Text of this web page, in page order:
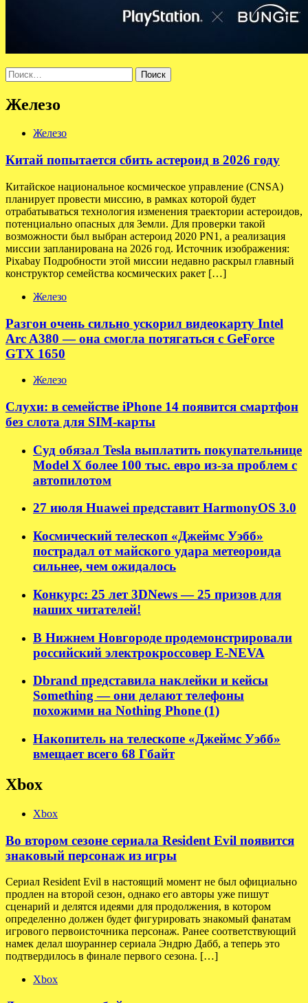
Найти:
Железо
Железо
Китай попытается сбить астероид в 2026 году
Китайское национальное космическое управление (CNSA)
планирует провести миссию, в рамках которой будет
отрабатываться технология изменения траектории астероидов,
потенциально опасных для Земли. Для проверки такой
возможности был выбран астероид 2020 PN1, а реализация
миссии запланирована на 2026 год. Источник изображения:
Pixabay Подробности этой миссии недавно раскрыл главный
конструктор семейства космических ракет […]
Железо
Разгон очень сильно ускорил видеокарту Intel
Arc A380 — она смогла потягаться с GeForce
GTX 1650
Железо
Слухи: в семействе iPhone 14 появится смартфон
без слота для SIM-карты
Суд обязал Tesla выплатить покупательнице
Model X более 100 тыс. евро из-за проблем с
автопилотом
27 июля Huawei представит HarmonyOS 3.0
Космический телескоп «Джеймс Уэбб»
пострадал от майского удара метеороида
сильнее, чем ожидалось
Конкурс: 25 лет 3DNews — 25 призов для
наших читателей!
В Нижнем Новгороде продемонстрировали
российский электрокроссовер E-NEVA
Dbrand представила наклейки и кейсы
Something — они делают телефоны
похожими на Nothing Phone (1)
Накопитель на телескопе «Джеймс Уэбб»
вмещает всего 68 Гбайт
Xbox
Xbox
Во втором сезоне сериала Resident Evil появится
знаковый персонаж из игры
Сериал Resident Evil в настоящий момент не был официально
продлен на второй сезон, однако его авторы уже пишут
сценарий и делятся идеями для продолжения, в котором
определенно должен будет фигурировать знакомый фанатам
игрового первоисточника персонаж. Ранее соответствующий
намек делал шоураннер сериала Эндрю Дабб, а теперь это
подтвердилось в финале первого сезона. […]
Xbox